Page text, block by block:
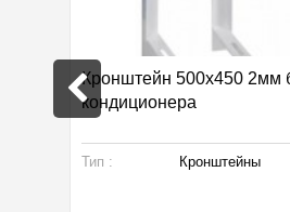
Кронштейн 500х450 2мм
кондиционера
Тип : Кронштейны